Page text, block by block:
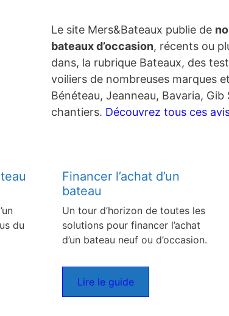
Le site Mers&Bateaux publie de
bateaux d’occasion, récents ou
dans, la rubrique Bateaux, des
voiliers de nombreuses marques
Bénéteau, Jeanneau, Bavaria, Gib
chantiers. Découvrez tous ces
du
Financer l’achat d’un
bateau
Un tour d’horizon de toutes les
solutions pour financer l’achat
d’un bateau neuf ou d’occasion.
Lire le guide